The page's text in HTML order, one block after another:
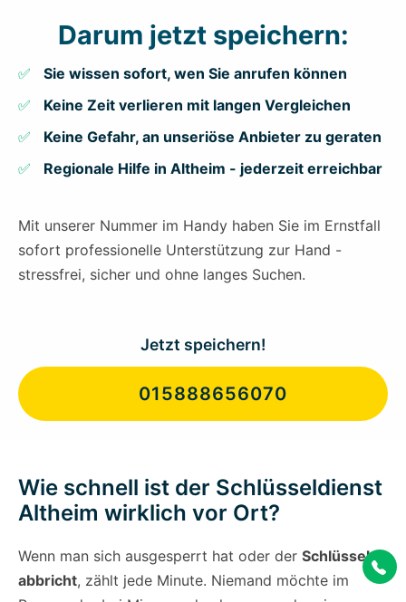
Darum jetzt speichern:
Sie wissen sofort, wen Sie anrufen können
Keine Zeit verlieren mit langen Vergleichen
Keine Gefahr, an unseriöse Anbieter zu geraten
Regionale Hilfe in Altheim - jederzeit erreichbar
Mit unserer Nummer im Handy haben Sie im Ernstfall
sofort professionelle Unterstützung zur Hand -
stressfrei, sicher und ohne langes Suchen.
Jetzt speichern!
015888656070
Wie schnell ist der Schlüsseldienst
Altheim wirklich vor Ort?
Wenn man sich ausgesperrt hat oder der Schlüssel
abbricht, zählt jede Minute. Niemand möchte im